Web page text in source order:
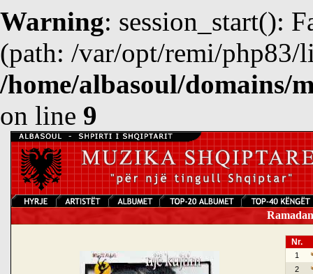
Warning: session_start():
(path: /var/opt/remi/php83/
/home/albasoul/domains/
on line 9
Nr.
1
2